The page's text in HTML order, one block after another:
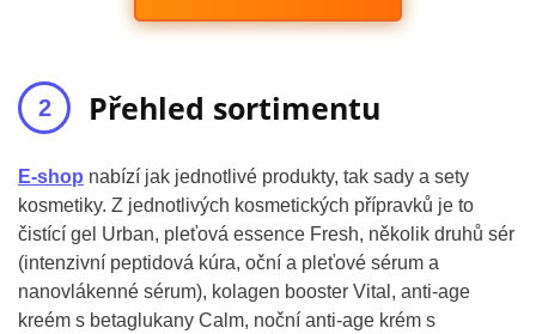
Přehled sortimentu
E-shop nabízí jak jednotlivé produkty, tak sady a sety
kosmetiky. Z jednotlivých kosmetických přípravků je to
čistící gel Urban, pleťová essence Fresh, několik druhů sér
(intenzivní peptidová kúra, oční a pleťové sérum a
nanovlákenné sérum), kolagen booster Vital, anti-age
kreém s betaglukany Calm, noční anti-age krém s